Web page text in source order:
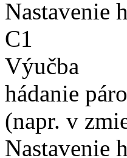
Nastavenie
C1
Výučba
hádanie
(napr. v
Nastavenie